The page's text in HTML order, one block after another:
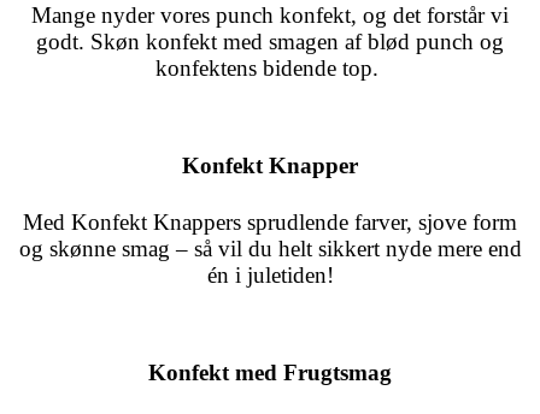
Mange nyder vores punch konfekt, og det forstår vi
godt. Skøn konfekt med smagen af blød punch og
konfektens bidende top.
Konfekt Knapper
Med Konfekt Knappers sprudlende farver, sjove form
og skønne smag – så vil du helt sikkert nyde mere end
én i juletiden!
Konfekt med Frugtsmag